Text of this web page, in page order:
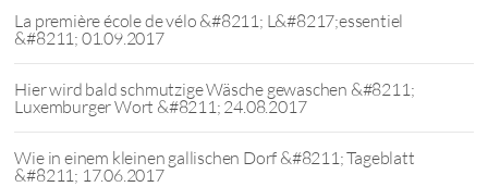
La première école de vélo &#8211; L&#8217;essentiel
&#8211; 01.09.2017
Hier wird bald schmutzige Wäsche gewaschen &#8211;
Luxemburger Wort &#8211; 24.08.2017
Wie in einem kleinen gallischen Dorf &#8211; Tageblatt
&#8211; 17.06.2017